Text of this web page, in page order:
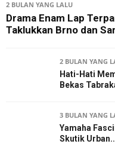
2 BULAN YANG LALU
Drama Enam Lap
Taklukkan Brno dan
2 BULAN YANG
Hati-Hati
Bekas
3 BULAN YANG
Yamaha
Skutik